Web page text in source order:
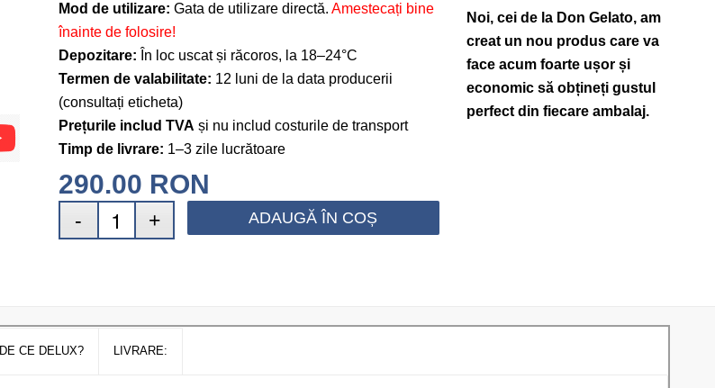
Mod de utilizare: Gata de utilizare directă. Amestecați bine
înainte de folosire!
Depozitare: În loc uscat și răcoros, la 18–24°C
Termen de valabilitate: 12 luni de la data producerii
(consultați eticheta)
Prețurile includ TVA și nu includ costurile de transport
Timp de livrare: 1–3 zile lucrătoare
290.00 RON
ADAUGĂ ÎN COȘ
Noi, cei de la Don Gelato, am
creat un nou produs care va
face acum foarte ușor și
economic să obțineți gustul
perfect din fiecare ambalaj.
DE CE DELUX? LIVRARE: